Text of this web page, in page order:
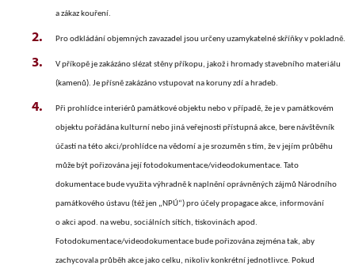
a zákaz kouření.
Pro odkládání objemných zavazadel jsou určeny uzamykatelné skříňky v pokladně.
V příkopě je zakázáno slézat stěny příkopu, jakož i hromady stavebního materiálu
(kamenů). Je přísně zakázáno vstupovat na koruny zdí a hradeb.
Při prohlídce interiérů památkové objektu nebo v případě, že je v památkovém
objektu pořádána kulturní nebo jiná veřejnosti přístupná akce, bere návštěvník
účastí na této akci/prohlídce na vědomí a je srozuměn s tím, že v jejím průběhu
může být pořizována její fotodokumentace/videodokumentace. Tato
dokumentace bude využita výhradně k naplnění oprávněných zájmů Národního
památkového ústavu (též jen „NPÚ“) pro účely propagace akce, informování
o akci apod. na webu, sociálních sítích, tiskovinách apod.
Fotodokumentace/videodokumentace bude pořizována zejména tak, aby
zachycovala průběh akce jako celku, nikoliv konkrétní jednotlivce. Pokud